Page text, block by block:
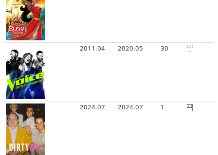
2011.04 2020.05 30
2024.07 2024.07 1